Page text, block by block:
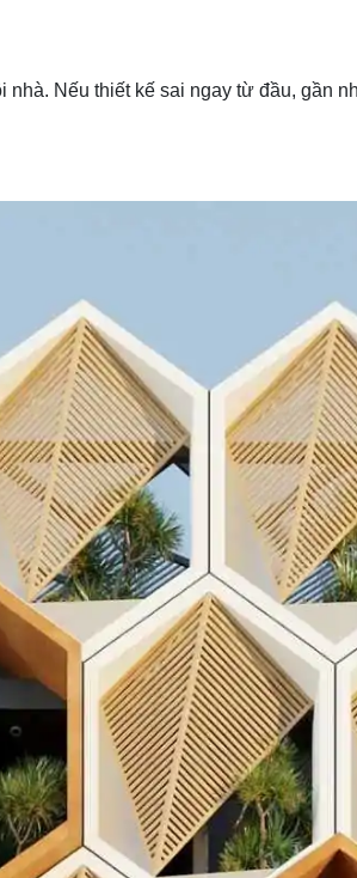
Nếu thiết kế sai ngay từ đầu, gần